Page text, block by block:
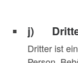
j)
Dritter ist